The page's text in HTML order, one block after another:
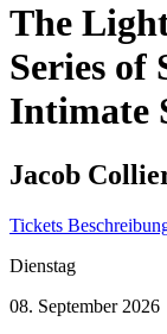
The
Series of
Intimate
Jacob
Tickets
Dienstag
08. September 2026